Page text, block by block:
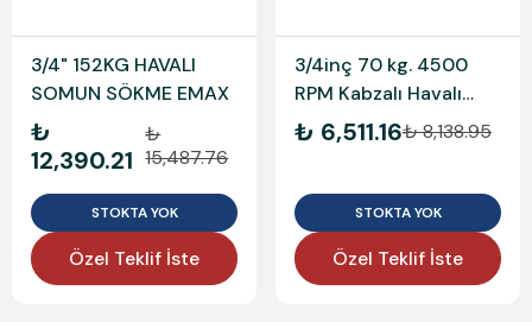
3/4" 152KG HAVALI
SOMUN SÖKME EMAX
₺
12,390.21
₺
15,487.76
STOKTA YOK
Özel Teklif İste
3/4inç 70 kg. 4500
RPM Kabzalı Havalı
Somun S YAMA
₺ 6,511.16₺ 8,138.95
STOKTA YOK
Özel Teklif İste